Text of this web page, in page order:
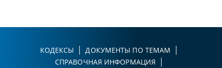
КОДЕКСЫ
ДОКУМЕНТЫ ПО ТЕМАМ
СПРАВОЧНАЯ ИНФОРМАЦИЯ